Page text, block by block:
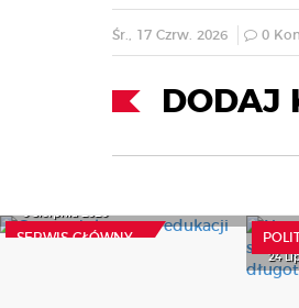
Śr., 17 Czrw. 2026 0
DODAJ
SERWIS GŁÓWNY
6 Sierpnia 2026
24